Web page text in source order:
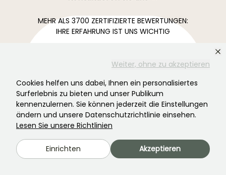
Weiter, ohne zu akzeptieren
Cookies helfen uns dabei, Ihnen ein personalisiertes
Surferlebnis zu bieten und unser Publikum
kennenzulernen. Sie können jederzeit die Einstellungen
ändern und unsere Datenschutzrichtlinie einsehen.
Lesen Sie unsere Richtlinien
Einrichten Akzeptieren
MEHR ALS 3700 ZERTIFIZIERTE BEWERTUNGEN:
IHRE ERFAHRUNG IST UNS WICHTIG
4,4/5
Alle Bewertungen →
Erhalten Sie unsere aktuellen Nachrichten und Ideen,
damit Ihr Garten das ganze Jahr über davon profitiert.